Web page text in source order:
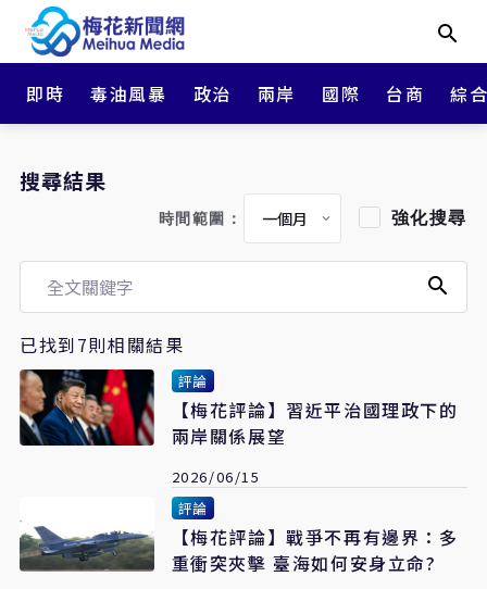
即時 毒油風暴 政治 兩岸 國際 台商 綜
搜尋結果
時間範圍： 強化搜尋
已找到7則相關結果
評論
【梅花評論】習近平治國理政下的
兩岸關係展望
2026/06/15
評論
【梅花評論】戰爭不再有邊界：多
重衝突夾擊 臺海如何安身立命?